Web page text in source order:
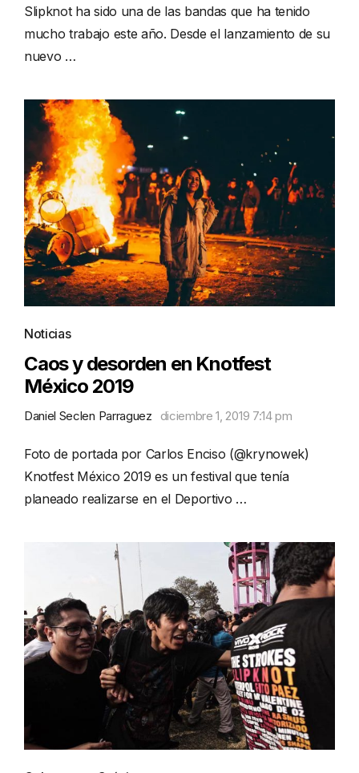
Slipknot ha sido una de las bandas que ha tenido
mucho trabajo este año. Desde el lanzamiento de su
nuevo …
Noticias
Caos y desorden en Knotfest
México 2019
Daniel Seclen Parraguez diciembre 1, 2019 7:14 pm
Foto de portada por Carlos Enciso (@krynowek)
Knotfest México 2019 es un festival que tenía
planeado realizarse en el Deportivo …